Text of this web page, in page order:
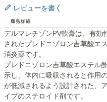
レビューを書く
デルマレチゾンPV軟膏は、有効
されたプレドニゾロン吉草酸エ
消炎薬です。
プレドニゾロン吉草酸エステル
示し、体内に吸収されると作用
が低減されるよう設計された、
イプのステロイド剤です。